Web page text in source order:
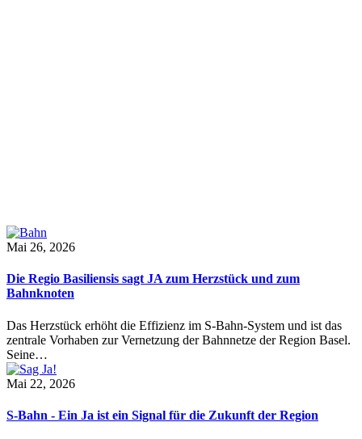
Mai 26, 2026
Die Regio Basiliensis sagt JA zum Herzstück und zum
Bahnknoten
Das Herzstück erhöht die Effizienz im S-Bahn-System und ist das
zentrale Vorhaben zur Vernetzung der Bahnnetze der Region Basel.
Seine…
Mai 22, 2026
S-Bahn - Ein Ja ist ein Signal für die Zukunft der Region